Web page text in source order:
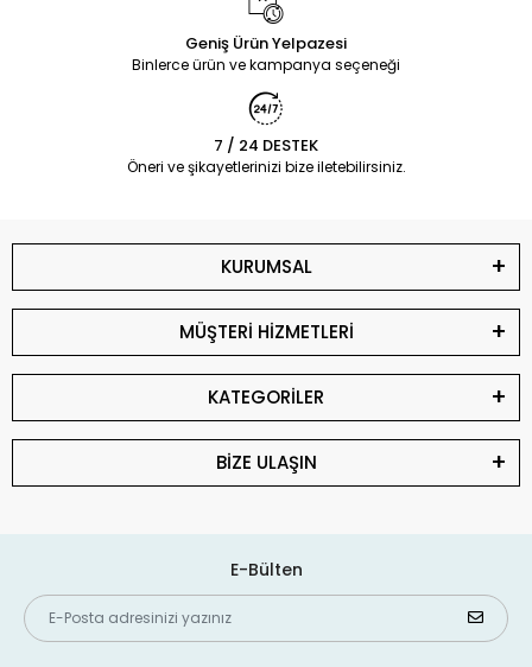
Geniş Ürün Yelpazesi
Binlerce ürün ve kampanya seçeneği
7 / 24 DESTEK
Öneri ve şikayetlerinizi bize iletebilirsiniz.
KURUMSAL
MÜŞTERİ HİZMETLERİ
KATEGORİLER
BİZE ULAŞIN
E-Bülten